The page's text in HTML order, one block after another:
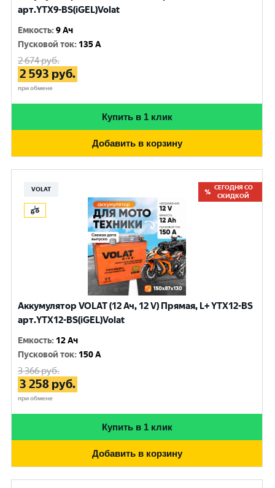
арт.YTX9-BS(iGEL)Volat
Емкость:9 Ач
Пусковой ток: 135 A
2 674руб.
2 593 руб.
при обмене
Купить в 1 клик
Добавить в корзину
VOLAT
СЕГОДНЯ СО
СКИДКОЙ
Аккумулятор VOLAT (12 Ач, 12 V) Прямая, L+ YTX12-BS
арт.YTX12-BS(iGEL)Volat
Емкость: 12 Ач
Пусковой ток: 150 A
3 366руб.
3 258 руб.
при обмене
Купить в 1 клик
Добавить в корзину